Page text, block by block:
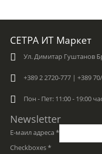
СЕТРА ИТ Маркет
Ул. Димитар Гуштанов
+389 2 2720-777 | +389
Пон - Пет: 11:00 - 19:00
Newsletter
Е-маил адреса *
Checkboxes*